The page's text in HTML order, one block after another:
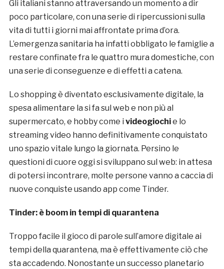
Gli italiani stanno attraversando un momento a dir
poco particolare, con una serie di ripercussioni sulla
vita di tutti i giorni mai affrontate prima d’ora.
L’emergenza sanitaria ha infatti obbligato le famiglie a
restare confinate fra le quattro mura domestiche, con
una serie di conseguenze e di effetti a catena.
Lo shopping è diventato esclusivamente digitale, la
spesa alimentare la si fa sul web e non più al
supermercato, e hobby come i videogiochie lo
streaming video hanno definitivamente conquistato
uno spazio vitale lungo la giornata. Persino le
questioni di cuore oggi si sviluppano sul web: in attesa
di potersi incontrare, molte persone vanno a caccia di
nuove conquiste usando app come Tinder.
Tinder: è boom in tempi di quarantena
Troppo facile il gioco di parole sull’amore digitale ai
tempi della quarantena, ma è effettivamente ciò che
sta accadendo. Nonostante un successo planetario